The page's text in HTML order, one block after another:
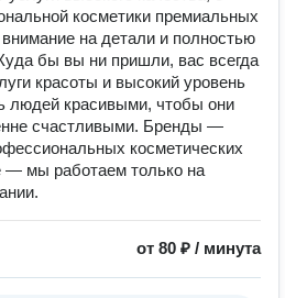
косметики премиальных
на детали и полностью
бы вы ни пришли, вас всегда
красоты и высокий уровень
людей красивыми, чтобы они
счастливыми. Бренды —
косметических
— мы работаем только на
от 80 ₽ / минута